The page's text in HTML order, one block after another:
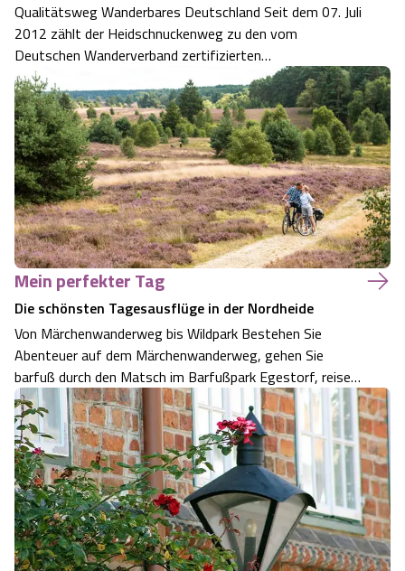
Qualitätsweg Wanderbares Deutschland Seit dem 07. Juli
2012 zählt der Heidschnuckenweg zu den vom
Deutschen Wanderverband zertifizierten
"Qualitätswegen Wanderbares Deutschland" und wurde
im Jahr 2015 zum zweiten Mal in Folge mit diesem
Zertifikat ausgezeichnet. Der Heidschnuckenweg -
Qualität auf…
Mein perfekter Tag
Die schönsten Tagesausflüge in der Nordheide
Von Märchenwanderweg bis Wildpark Bestehen Sie
Abenteuer auf dem Märchenwanderweg, gehen Sie
barfuß durch den Matsch im Barfußpark Egestorf, reisen
Sie mit Lichtgeschwindigkeit auf dem Planetenlehrpfad in
Handeloh und verbringen Sie einen Tag mit der Familie in
Kombination mit Wildpark Schwarze Ber…